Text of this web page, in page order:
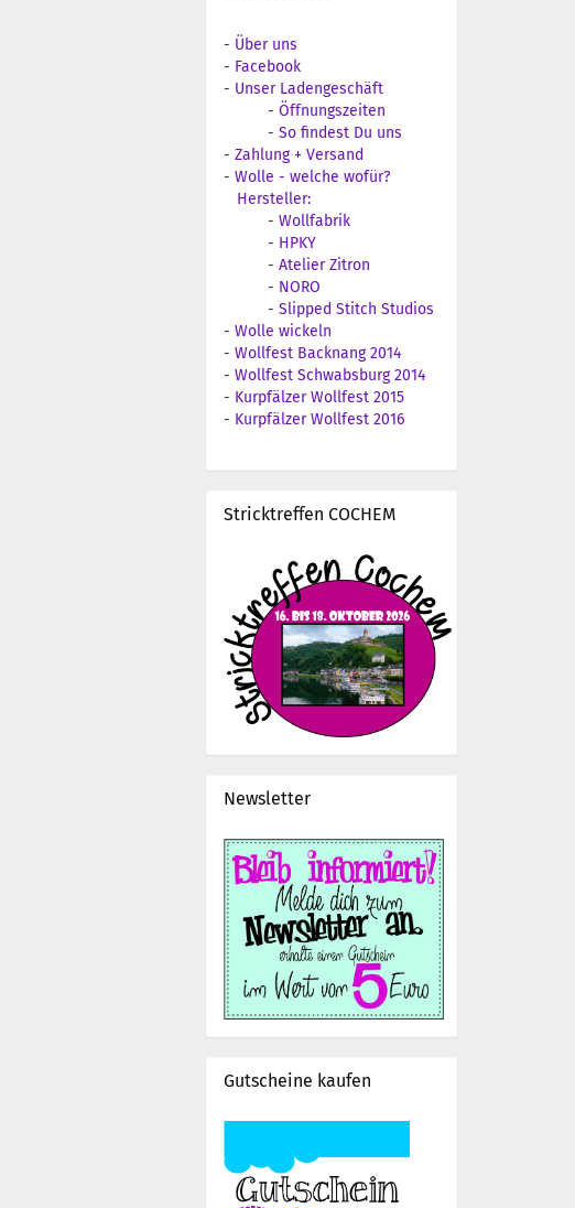
- Über uns
- Facebook
- Unser Ladengeschäft
- Öffnungszeiten
- So findest Du uns
- Zahlung + Versand
- Wolle - welche wofür?
Hersteller:
- Wollfabrik
- HPKY
- Atelier Zitron
- NORO
- Slipped Stitch Studios
- Wolle wickeln
- Wollfest Backnang 2014
- Wollfest Schwabsburg 2014
- Kurpfälzer Wollfest 2015
- Kurpfälzer Wollfest 2016
Stricktreffen COCHEM
Newsletter
Gutscheine kaufen